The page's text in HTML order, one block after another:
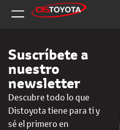
Suscríbete a
nuestro
newsletter
Descubre todo lo que
Distoyota tiene para ti y
sé el primero en